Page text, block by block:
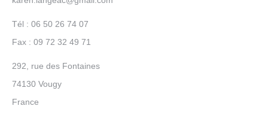
Tél : 06 50 26 74 07
Fax : 09 72 32 49 71
292, rue des Fontaines
74130 Vougy
France